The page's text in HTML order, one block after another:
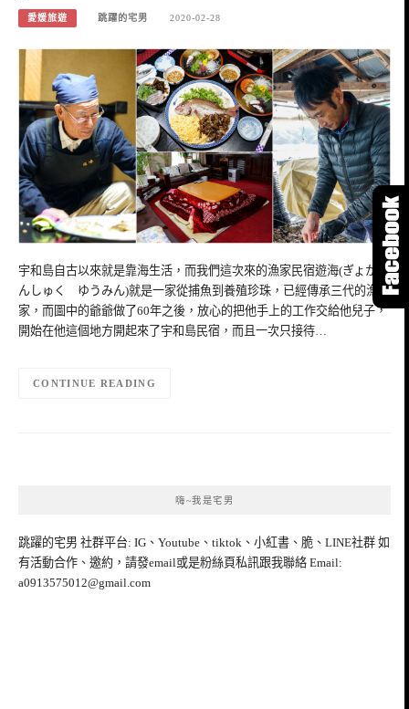
愛媛旅遊 跳躍的宅男 2020-02-28
宇和島自古以來就是靠海生活，而我們這次來的漁家民宿遊海(ぎょかみ
んしゅく ゆうみん)就是一家從捕魚到養殖珍珠，已經傳承三代的漁
家，而圖中的爺爺做了60年之後，放心的把他手上的工作交給他兒子，
開始在他這個地方開起來了宇和島民宿，而且一次只接待…
CONTINUE READING
嗨~我是宅男
跳躍的宅男 社群平台: IG、Youtube、tiktok、小紅書、脆、LINE社群 如
有活動合作、邀約，請發email或是粉絲頁私訊跟我聯絡 Email:
a0913575012@gmail.com